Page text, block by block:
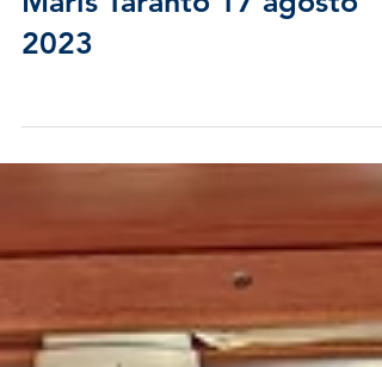
di Costa Pacifica😇 - Stella
Maris Taranto 17 agosto